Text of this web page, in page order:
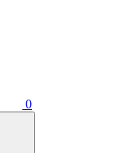
0